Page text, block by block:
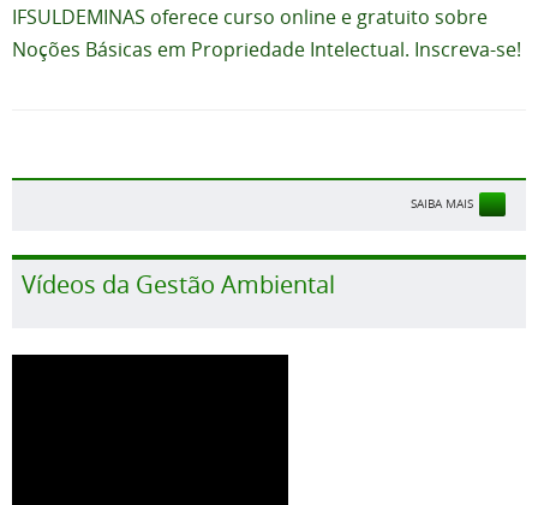
IFSULDEMINAS oferece curso online e gratuito sobre
Noções Básicas em Propriedade Intelectual. Inscreva-se!
SAIBA MAIS
Vídeos da Gestão Ambiental